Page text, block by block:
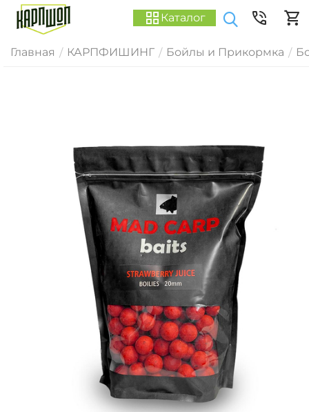
Каталог
Главная / КАРПФИШИНГ / Бойлы и Прикормка /